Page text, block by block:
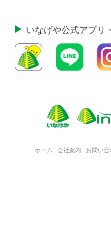
いなげや公式アプリ
ホーム 会社案内 お問い